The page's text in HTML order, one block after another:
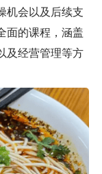
机会以及后续支
面的课程，涵盖
及经营管理等方